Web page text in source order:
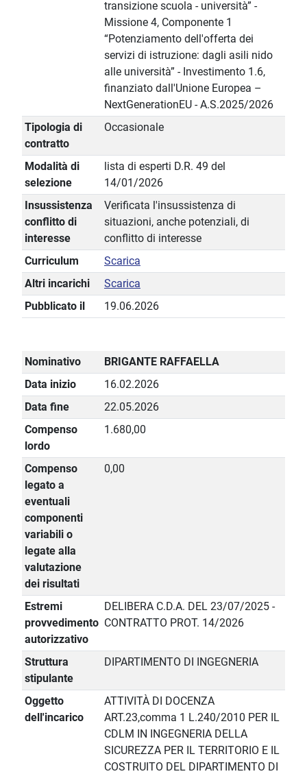
transizione scuola - università” -
Missione 4, Componente 1
“Potenziamento dell'offerta dei
servizi di istruzione: dagli asili nido
alle università” - Investimento 1.6,
finanziato dall'Unione Europea –
NextGenerationEU - A.S.2025/2026
Tipologia di
contratto
Occasionale
Modalità di
selezione
lista di esperti D.R. 49 del
14/01/2026
Insussistenza
conflitto di
interesse
Verificata l'insussistenza di
situazioni, anche potenziali, di
conflitto di interesse
Curriculum
Scarica
Altri incarichi
Scarica
Pubblicato il
19.06.2026
Nominativo
BRIGANTE RAFFAELLA
Data inizio
16.02.2026
Data fine
22.05.2026
Compenso
lordo
1.680,00
Compenso
legato a
eventuali
componenti
variabili o
legate alla
valutazione
dei risultati
0,00
Estremi
provvedimento
autorizzativo
DELIBERA C.D.A. DEL 23/07/2025 -
CONTRATTO PROT. 14/2026
Struttura
stipulante
DIPARTIMENTO DI INGEGNERIA
Oggetto
dell'incarico
ATTIVITÀ DI DOCENZA
ART.23,comma 1 L.240/2010 PER IL
CDLM IN INGEGNERIA DELLA
SICUREZZA PER IL TERRITORIO E IL
COSTRUITO DEL DIPARTIMENTO DI